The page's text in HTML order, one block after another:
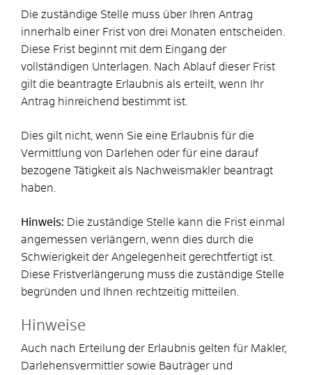
Die zuständige Stelle muss über Ihren Antrag
innerhalb einer Frist von drei Monaten entscheiden.
Diese Frist beginnt mit dem Eingang der
vollständigen Unterlagen. Nach Ablauf dieser Frist
gilt die beantragte Erlaubnis als erteilt, wenn Ihr
Antrag hinreichend bestimmt ist.
Dies gilt nicht, wenn Sie eine Erlaubnis für die
Vermittlung von Darlehen oder für eine darauf
bezogene Tätigkeit als Nachweismakler beantragt
haben.
Hinweis: Die zuständige Stelle kann die Frist einmal
angemessen verlängern, wenn dies durch die
Schwierigkeit der Angelegenheit gerechtfertigt ist.
Diese Fristverlängerung muss die zuständige Stelle
begründen und Ihnen rechtzeitig mitteilen.
Hinweise
Auch nach Erteilung der Erlaubnis gelten für Makler,
Darlehensvermittler sowie Bauträger und